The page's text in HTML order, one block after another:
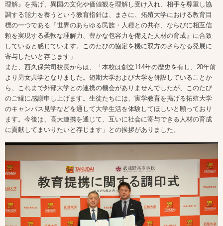
理解』を掲げ、異国の文化や価値観を理解し受け入れ、相手を尊重し協
調する能力を養うという教育指針は、まさに、拓殖大学における教育目
標の一つである『世界のあらゆる民族・人種との共存、ならびに相互信
頼を実現する柔軟な理解力、豊かな包容力を備えた人材の育成』に合致
していると感じています。このたびの協定を機に双方のさらなる発展に
寄与したいと存じます」
また、西久保栄司校長からは、「本校は創立114年の歴史を有し、20年前
より男女共学となりました。短期大学および大学を併設していることか
ら、これまで外部大学との連携の機会がありませんでしたが、このたび
のご縁に感謝申し上げます。生徒たちには、実学教育を掲げる拓殖大学
のキャンパス見学などを通して大学生活を体験してほしいと願っており
ます。今後は、高大連携を通じて、互いに社会に寄与できる人材の育成
に貢献してまいりたいと存じます」との挨拶がありました。